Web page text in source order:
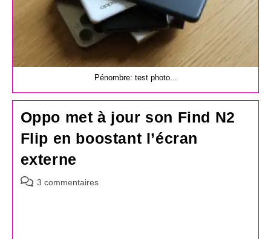
Pénombre: test photo...
Oppo met à jour son Find N2
Flip en boostant l’écran
externe
Commentaires
3 commentaires